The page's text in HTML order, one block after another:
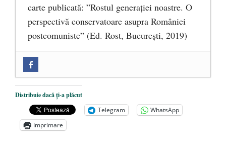
carte publicată: ”Rostul generației noastre. O
perspectivă conservatoare asupra României
postcomuniste” (Ed. Rost, București, 2019)
Târziu cere anchetă a Parchetului
European și reforme pentru a bloca
achizițiile la suprapreț - 13 august 2025
Dragi prieteni din Constanța
Distribuie dacă ți-a plăcut
Telegram
WhatsApp
Imprimare